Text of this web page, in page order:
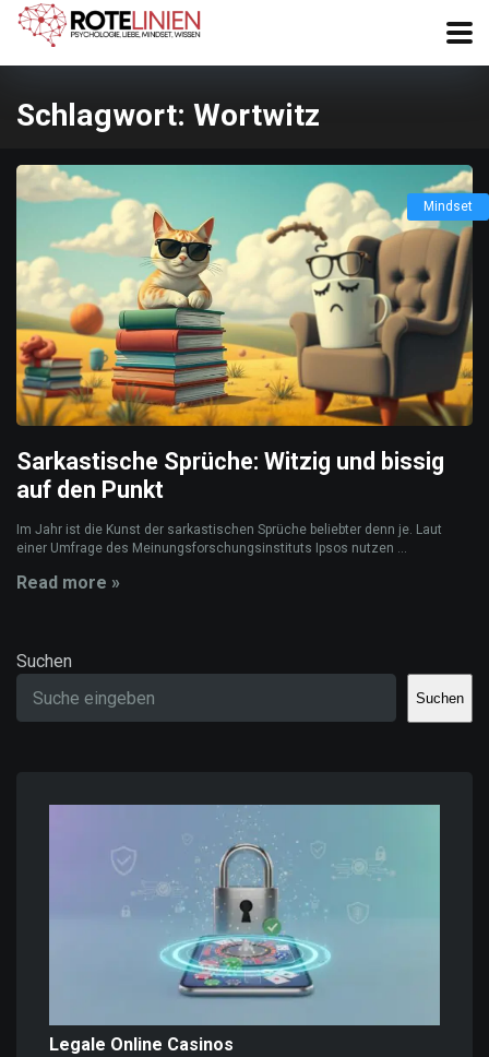
Schlagwort: Wortwitz
Mindset
Sarkastische Sprüche: Witzig und bissig
auf den Punkt
Im Jahr ist die Kunst der sarkastischen Sprüche beliebter denn je. Laut
einer Umfrage des Meinungsforschungsinstituts Ipsos nutzen ...
Read more »
Suchen
Suchen
Legale Online Casinos